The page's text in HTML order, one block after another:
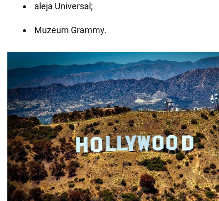
aleja Universal;
Muzeum Grammy.